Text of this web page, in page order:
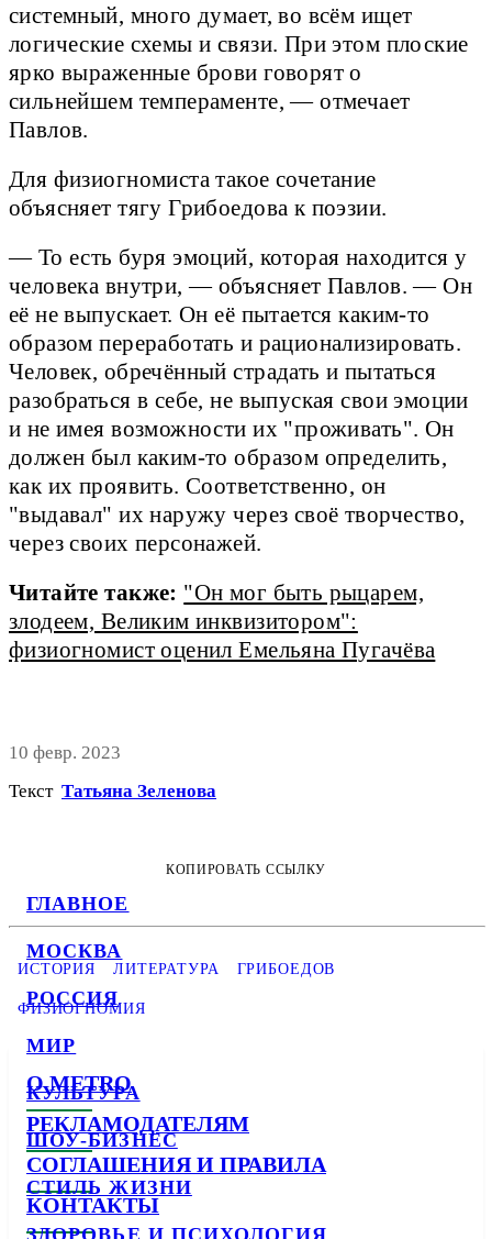
ГЛАВНОЕ
МОСКВА
РОССИЯ
МИР
КУЛЬТУРА
ШОУ-БИЗНЕС
СТИЛЬ ЖИЗНИ
ЗДОРОВЬЕ И ПСИХОЛОГИЯ
системный, много думает, во всём ищет
логические схемы и связи. При этом плоские
ярко выраженные брови говорят о
сильнейшем темпераменте, — отмечает
Павлов.
Для физиогномиста такое сочетание
объясняет тягу Грибоедова к поэзии.
— То есть буря эмоций, которая находится у
человека внутри, — объясняет Павлов. — Он
её не выпускает. Он её пытается каким-то
образом переработать и рационализировать.
Человек, обречённый страдать и пытаться
разобраться в себе, не выпуская свои эмоции
и не имея возможности их "проживать". Он
должен был каким-то образом определить,
как их проявить. Соответственно, он
"выдавал" их наружу через своё творчество,
через своих персонажей.
Читайте также: "Он мог быть рыцарем,
злодеем, Великим инквизитором":
физиогномист оценил Емельяна Пугачёва
10 февр. 2023
Текст Татьяна Зеленова
КОПИРОВАТЬ ССЫЛКУ
ИСТОРИЯ ЛИТЕРАТУРА ГРИБОЕДОВ
ФИЗИОГНОМИЯ
О METRO
РЕКЛАМОДАТЕЛЯМ
СОГЛАШЕНИЯ И ПРАВИЛА
КОНТАКТЫ